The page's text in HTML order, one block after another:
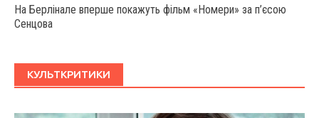
На Берлінале вперше покажуть фільм «Номери» за п’єсою
Сенцова
КУЛЬТКРИТИКИ